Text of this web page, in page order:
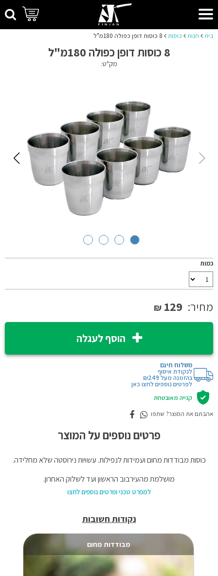
בית חנות כוסות
8 כוסות דופן כפולה 180מ"ל
מק"ט:
כמות
מחיר: 129
₪
הוסף לעגלה
משלוח חינם
לנקודת איסוף
בהזמנה מעל ₪249
לפרטים נוספים לחצו כאן
קנייה מאובטחת
אהבתם את המוצר? שתפו
פרטים נוספים על המוצר
כוסות מבודדות מחום ועמידות לנפילות. עשויות נירוסטה שלא מחלידה.
מושלמת מהעירבוב הראשון ועד לשלוק האחרון.
למפרט טכני ופרטים נוספים לחצו
נקודות חשובות
מבודדות מחום